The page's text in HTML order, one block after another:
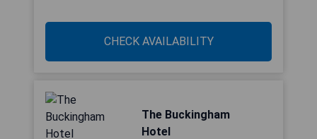
CHECK AVAILABILITY
The Buckingham
Hotel